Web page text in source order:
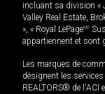
incluant sa division «
Valley Real Estate,
», « Royal LePageMD
appartiennent et sont
Les marques de
désignent les
REALTORS® de l'ACI